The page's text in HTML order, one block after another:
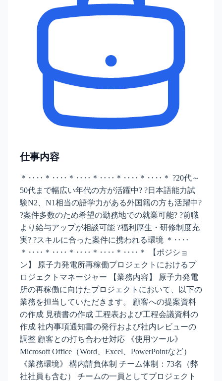
仕事内容
＊‥‥＊‥‥＊‥‥＊‥‥＊‥‥＊‥‥＊ ?20代～
50代まで幅広い年代の方が活躍中? ?日本語能力試
験N2、N1相当の語学力がある外国籍の方も活躍中?
?案件多数のため希望の勤務地での就業可能? ?前職
より給与アップが相談可能 ?福利厚生・研修制度充
実? ?スキルに合った案件に携われる環境 ＊‥‥
＊‥‥＊‥‥＊‥‥＊‥‥＊‥‥＊ 【ポジショ
ン】 原子力発電所再稼働プロジェクトにおけるプ
ロジェクトマネージャー 【業務内容】 原子力発電
所の再稼働に向けたプロジェクトにおいて、以下の
業務を担当していただきます。 顧客への提案資料
の作成 見積書の作成 工程表および工程会議資料の
作成 社内事項通知書の発行および社内レビューの
調整 顧客との打ち合わせ対応 《使用ツール》
Microsoft Office（Word、Excel、PowerPointなど）
《業務環境》 構内請負体制 チーム体制：73名（弊
社社員も含む） チームの一員としてプロジェクト